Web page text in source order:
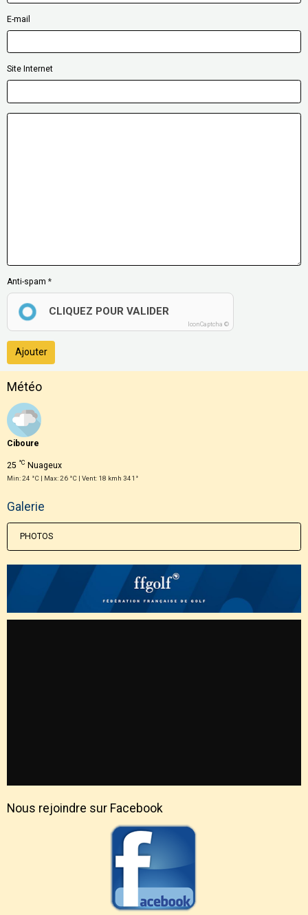
E-mail
Site Internet
Anti-spam
CLIQUEZ POUR VALIDER
IconCaptcha ©
Ajouter
Météo
Ciboure
25 °C Nuageux
Min: 24 °C | Max: 26 °C | Vent: 18 kmh 341°
Galerie
PHOTOS
Nous rejoindre sur Facebook